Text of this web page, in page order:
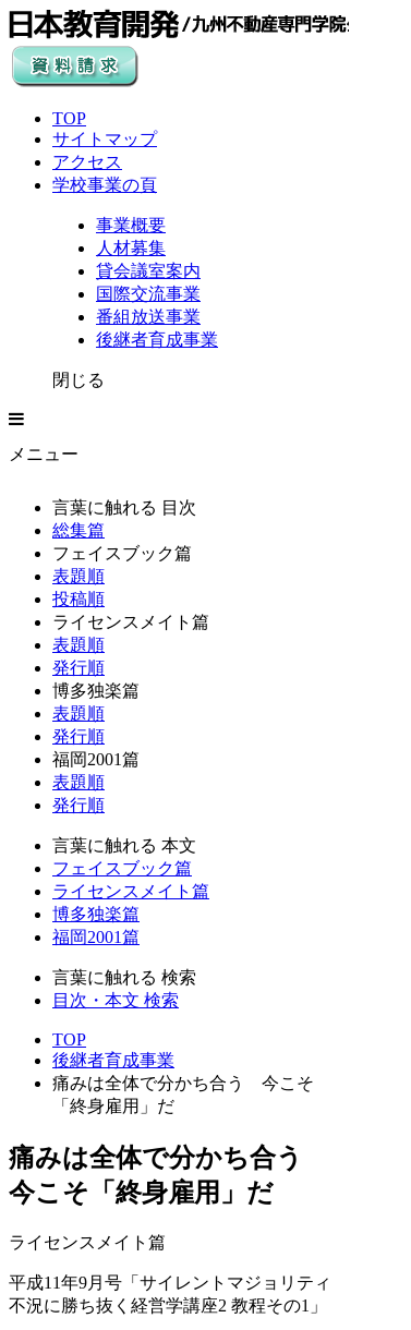
TOP
サイトマップ
アクセス
学校事業の頁
事業概要
人材募集
貸会議室案内
国際交流事業
番組放送事業
後継者育成事業
閉じる
メニュー
言葉に触れる 目次
総集篇
フェイスブック篇
表題順
投稿順
ライセンスメイト篇
表題順
発行順
博多独楽篇
表題順
発行順
福岡2001篇
表題順
発行順
言葉に触れる 本文
フェイスブック篇
ライセンスメイト篇
博多独楽篇
福岡2001篇
言葉に触れる 検索
目次・本文 検索
TOP
後継者育成事業
痛みは全体で分かち合う 今こそ
「終身雇用」だ
痛みは全体で分かち合う
今こそ「終身雇用」だ
ライセンスメイト篇
平成11年9月号「サイレントマジョリティ
不況に勝ち抜く経営学講座2 教程その1」